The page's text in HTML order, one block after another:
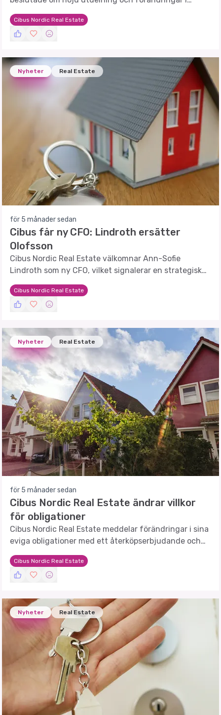
styrelsen för att stärka bolagets framtida tillväxt.
Cibus Nordic Real Estate
Nyheter Real Estate
för 5 månader sedan
Cibus får ny CFO: Lindroth ersätter
Olofsson
Cibus Nordic Real Estate välkomnar Ann-Sofie
Lindroth som ny CFO, vilket signalerar en strategisk
förändring i bolagets ledning.
Cibus Nordic Real Estate
Nyheter Real Estate
för 5 månader sedan
Cibus Nordic Real Estate ändrar villkor
för obligationer
Cibus Nordic Real Estate meddelar förändringar i sina
eviga obligationer med ett återköpserbjudande och
förtida inlösen.
Cibus Nordic Real Estate
Nyheter Real Estate